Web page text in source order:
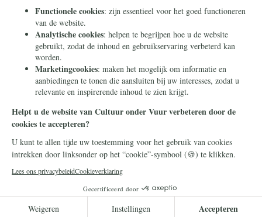
Maandelijks
Periodiek
Nalaten
Zelf overschrijven
berichten
© 2026 Stichting Civitas Christiana
Cookieverklaring
Privacy